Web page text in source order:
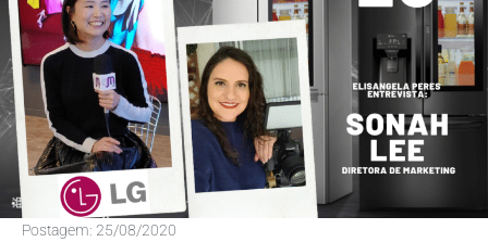
Postagem: 25/08/2020